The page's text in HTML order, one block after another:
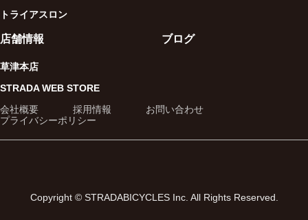
トライアスロン
店舗情報
草津本店
STRADA WEB STORE
ブログ
会社概要 採用情報
お問い合わせ
プライバシーポリシー
Copyright © STRADABICYCLES Inc. All Rights Reserved.